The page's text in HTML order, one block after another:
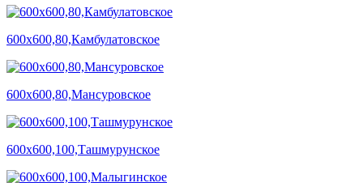
600х600,80,Камбулатовское
600х600,80,Мансуровское
600х600,100,Ташмурунское